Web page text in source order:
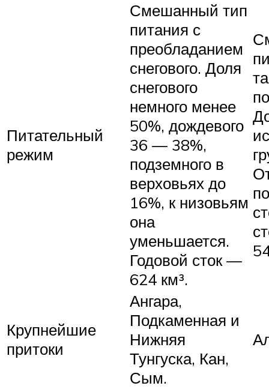
Питательный
режим
Смешанный тип
питания с
преобладанием
снегового. Доля
снегового
немного менее
50%, дождевого
36 — 38%,
подземного в
верховьях до
16%, к низовьям
она
уменьшается.
Годовой сток —
624 км³.
Крупнейшие
притоки
Ангара,
Подкаменная и
Нижняя
Тунгуска, Кан,
Сым.